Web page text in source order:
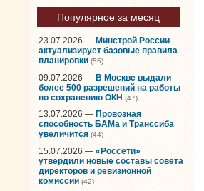
Популярное за месяц
23.07.2026 — Минстрой России
актуализирует базовые правила
планировки (55)
09.07.2026 — В Москве выдали
более 500 разрешений на работы
по сохранению ОКН (47)
13.07.2026 — Провозная
способность БАМа и Транссиба
увеличится (44)
15.07.2026 — «Россети»
утвердили новые составы совета
директоров и ревизионной
комиссии (42)